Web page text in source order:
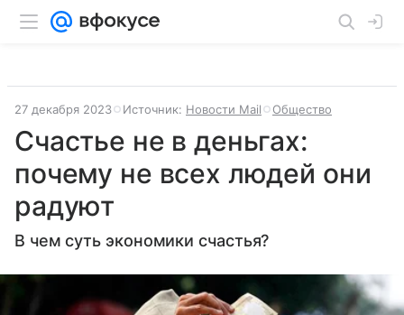
27 декабря 2023 Источник: Новости Mail Общество
Счастье не в деньгах:
почему не всех людей они
радуют
В чем суть экономики счастья?